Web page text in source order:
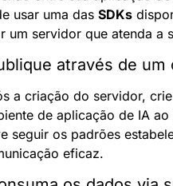
usar uma das SDKs
um servidor que atenda a
através de um
a criação do servidor,
de aplicação de IA
seguir os padrões
eficaz.